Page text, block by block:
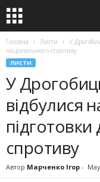
Головна Листи
У
національного спротиву
ЛИСТИ
У
відбулися
спротиву
Автор Марченко Ігор -